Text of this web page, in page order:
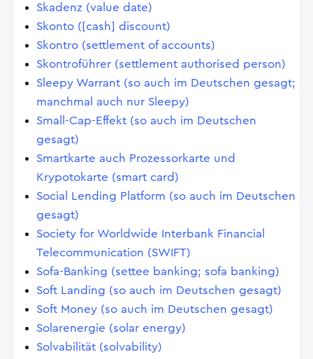
Skadenz (value date)
Skonto ([cash] discount)
Skontro (settlement of accounts)
Skontroführer (settlement authorised person)
Sleepy Warrant (so auch im Deutschen gesagt;
manchmal auch nur Sleepy)
Small-Cap-Effekt (so auch im Deutschen
gesagt)
Smartkarte auch Prozessorkarte und
Krypotokarte (smart card)
Social Lending Platform (so auch im Deutschen
gesagt)
Society for Worldwide Interbank Financial
Telecommunication (SWIFT)
Sofa-Banking (settee banking; sofa banking)
Soft Landing (so auch im Deutschen gesagt)
Soft Money (so auch im Deutschen gesagt)
Solarenergie (solar energy)
Solvabilität (solvability)